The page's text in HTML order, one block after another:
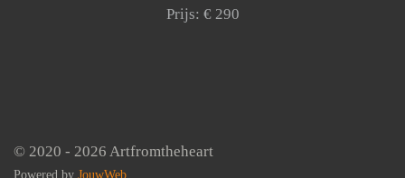
Prijs: € 290
© 2020 - 2026 Artfromtheheart
Powered by JouwWeb